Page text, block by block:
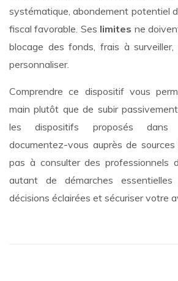
systématique, abondement potentiel
fiscal favorable. Ses limites ne
blocage des fonds, frais à
personnaliser.
Comprendre ce dispositif vous
main plutôt que de subir
les dispositifs proposés dans
documentez-vous auprès de
pas à consulter des professionnels
autant de démarches
décisions éclairées et sécuriser votre